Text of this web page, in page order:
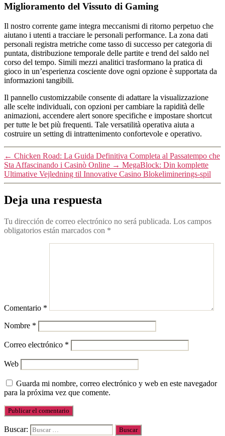
Miglioramento del Vissuto di Gaming
Il nostro corrente game integra meccanismi di ritorno perpetuo che
aiutano i utenti a tracciare le personali performance. La zona dati
personali registra metriche come tasso di successo per categoria di
puntata, distribuzione temporale delle partite e trend del saldo nel
corso del tempo. Simili mezzi analitici trasformano la pratica di
gioco in un’esperienza cosciente dove ogni opzione è supportata da
informazioni tangibili.
Il pannello customizzabile consente di adattare la visualizzazione
alle scelte individuali, con opzioni per cambiare la rapidità delle
animazioni, accendere alert sonore specifiche e impostare shortcut
per tutte le bet più frequenti. Tale versatilità operativa aiuta a
costruire un setting di intrattenimento confortevole e operativo.
← Chicken Road: La Guida Definitiva Completa al Passatempo che
Sta Affascinando i Casinò Online → MegaBlock: Din komplette
Ultimative Vejledning til Innovative Casino Blokeliminerings-spil
Deja una respuesta
Tu dirección de correo electrónico no será publicada. Los campos
obligatorios están marcados con *
Comentario *
Nombre *
Correo electrónico *
Web
Guarda mi nombre, correo electrónico y web en este navegador
para la próxima vez que comente.
Buscar: